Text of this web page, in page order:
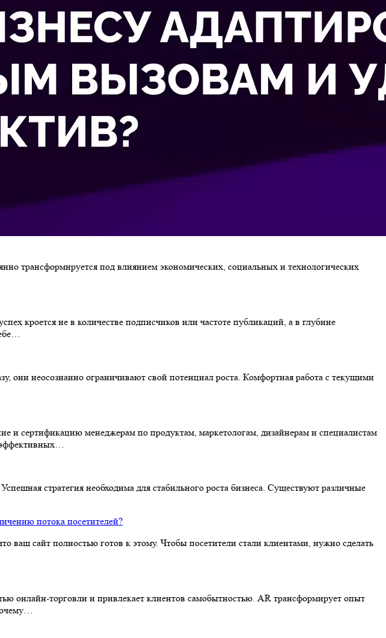
трансформируется под влиянием экономических, социальных и технологических
кроется не в количестве подписчиков или частоте публикаций, а в глубине
они неосознанно ограничивают свой потенциал роста. Комфортная работа с текущими
и сертификацию менеджерам по продуктам, маркетологам, дизайнерам и специалистам
эффективных…
стратегия необходима для стабильного роста бизнеса. Существуют различные
потока посетителей?
ваш сайт полностью готов к этому. Чтобы посетители стали клиентами, нужно сделать
онлайн-торговли и привлекает клиентов самобытностью. AR трансформирует опыт